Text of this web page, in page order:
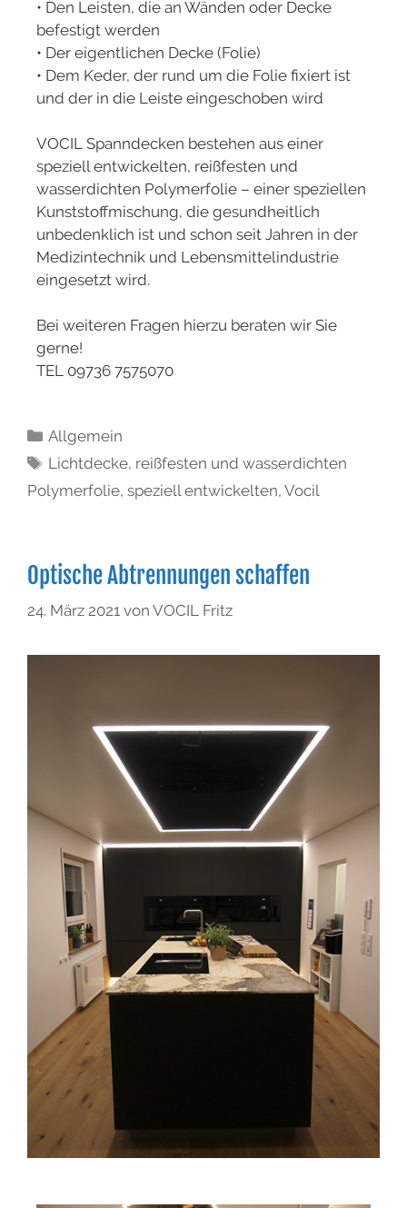
• Den Leisten, die an Wänden oder Decke
befestigt werden
• Der eigentlichen Decke (Folie)
• Dem Keder, der rund um die Folie fixiert ist
und der in die Leiste eingeschoben wird
VOCIL Spanndecken bestehen aus einer
speziell entwickelten, reißfesten und
wasserdichten Polymerfolie – einer speziellen
Kunststoffmischung, die gesundheitlich
unbedenklich ist und schon seit Jahren in der
Medizintechnik und Lebensmittelindustrie
eingesetzt wird.
Bei weiteren Fragen hierzu beraten wir Sie
gerne!
TEL 09736 7575070
Allgemein
Lichtdecke, reißfesten und wasserdichten
Polymerfolie, speziell entwickelten, Vocil
Optische Abtrennungen schaffen
24. März 2021 von VOCIL Fritz